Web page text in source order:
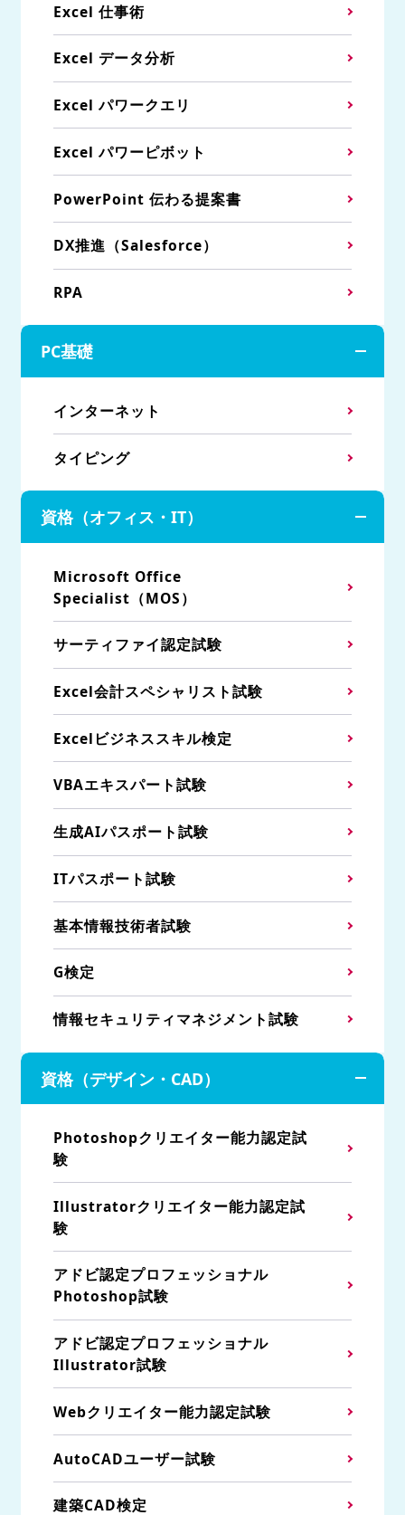
Excel 仕事術
Excel データ分析
Excel パワークエリ
Excel パワーピボット
PowerPoint 伝わる提案書
DX推進（Salesforce）
RPA
PC基礎
インターネット
タイピング
資格（オフィス・IT）
Microsoft Office
Specialist（MOS）
サーティファイ認定試験
Excel会計スペシャリスト試験
Excelビジネススキル検定
VBAエキスパート試験
生成AIパスポート試験
ITパスポート試験
基本情報技術者試験
G検定
情報セキュリティマネジメント試験
資格（デザイン・CAD）
Photoshopクリエイター能力認定試
験
Illustratorクリエイター能力認定試
験
アドビ認定プロフェッショナル
Photoshop試験
アドビ認定プロフェッショナル
Illustrator試験
Webクリエイター能力認定試験
AutoCADユーザー試験
建築CAD検定